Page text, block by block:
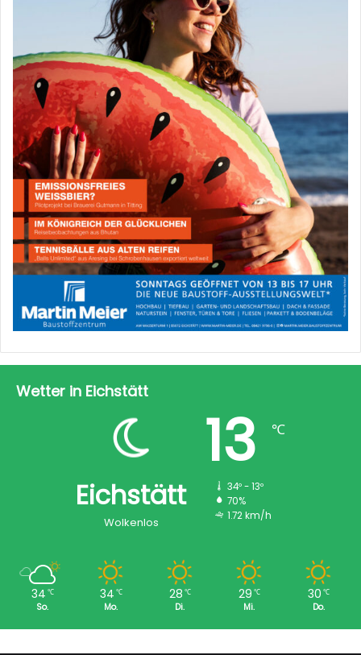
Wetter in Eichstätt
Eichstätt
Wolkenlos
13 ℃
34º - 13º
70%
1.72 km/h
34 ℃
So.
34 ℃
Mo.
28 ℃
Di.
29 ℃
Mi.
30 ℃
Do.